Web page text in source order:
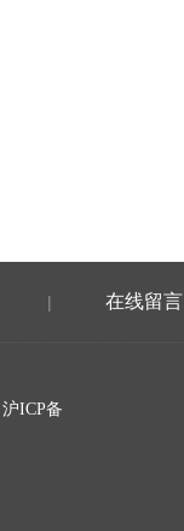
| 在线留言
沪ICP备